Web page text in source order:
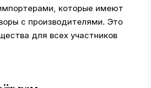
которые имеют
с производителями. Это
для всех участников